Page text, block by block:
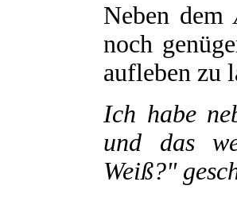
Neben dem
noch
aufleben zu
Ich habe
und das
Weiß?"